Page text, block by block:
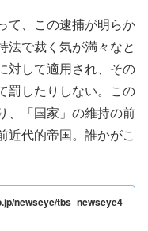
て、この逮捕が明らか
法で裁く気が満々なと
対して適用され、その
罰したりしない。この
、「国家」の維持の前
近代的帝国。誰かがこ
newseye/tbs_newseye4